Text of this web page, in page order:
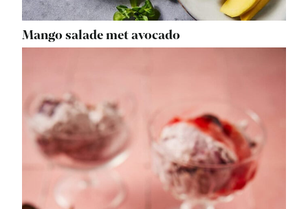
Mango salade met avocado